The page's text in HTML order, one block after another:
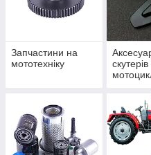
Запчастини на
мототехніку
скутерів